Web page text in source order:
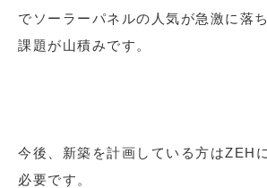
でソーラーパネルの人気が急激に落
課題が山積みです。
今後、新築を計画している方はZEH
必要です。